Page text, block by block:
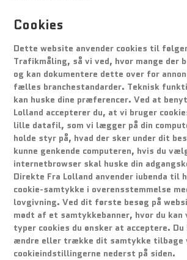
Cookies
Dette website anvender cookies til
Trafikmåling, så vi ved, hvor mange der
og kan dokumentere dette over for
fælles branchestandarder. Teknisk
kan huske dine præferencer. Ved at
Lolland accepterer du, at vi bruger
lille datafil, som vi lægger på din
holde styr på, hvad der sker under dit
kunne genkende computeren, hvis du
internetbrowser skal huske din
Direkte Fra Lolland anvender iubenda til
cookie-samtykke i overensstemmelse
lovgivning. Ved dit første besøg på
mødt af et samtykkebanner, hvor du
typer cookies du ønsker at acceptere.
ændre eller trække dit samtykke tilbage
cookieindstillingerne nederst på siden.